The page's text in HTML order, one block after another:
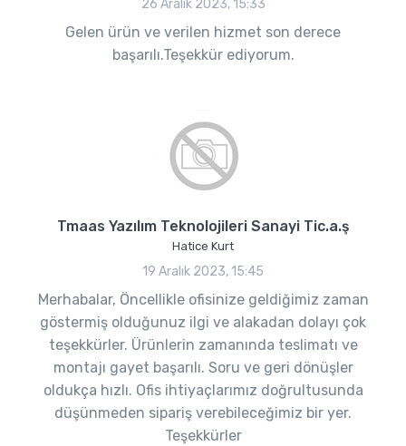
26 Aralık 2023, 15:33
Gelen ürün ve verilen hizmet son derece
başarılı.Teşekkür ediyorum.
Tmaas Yazılım Teknolojileri Sanayi Tic.a.ş
Hatice Kurt
19 Aralık 2023, 15:45
Merhabalar, Öncellikle ofisinize geldiğimiz zaman
göstermiş olduğunuz ilgi ve alakadan dolayı çok
teşekkürler. Ürünlerin zamanında teslimatı ve
montajı gayet başarılı. Soru ve geri dönüşler
oldukça hızlı. Ofis ihtiyaçlarımız doğrultusunda
düşünmeden sipariş verebileceğimiz bir yer.
Teşekkürler